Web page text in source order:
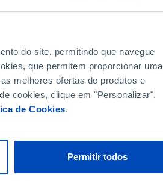
do site, permitindo que navegue
que permitem proporcionar uma
melhores ofertas de produtos e
cookies, clique em "Personalizar".
de Cookies.
Permitir todos